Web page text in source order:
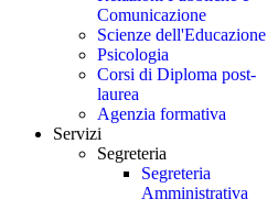
Comunicazione
Scienze dell'Educazione
Psicologia
Corsi di Diploma post-
laurea
Agenzia formativa
Servizi
Segreteria
Segreteria
Amministrativa